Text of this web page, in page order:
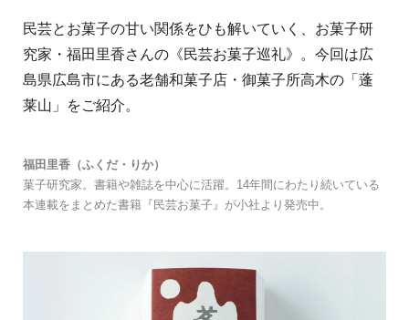
民芸とお菓子の甘い関係をひも解いていく、お菓子研
究家・福田里香さんの《民芸お菓子巡礼》。今回は広
島県広島市にある老舗和菓子店・御菓子所高木の「蓬
莱山」をご紹介。
福田里香（ふくだ・りか）
菓子研究家。書籍や雑誌を中心に活躍。14年間にわたり続いている
本連載をまとめた書籍『民芸お菓子』が小社より発売中。